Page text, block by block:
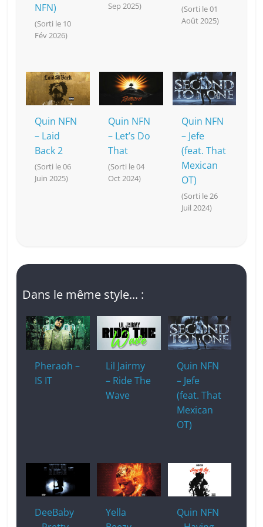
NFN)
(Sorti le 10
Fév 2026)
Sep 2025)
(Sorti le 01
Août 2025)
Quin NFN
– Laid
Back 2
(Sorti le 06
Juin 2025)
Quin NFN
– Let’s Do
That
(Sorti le 04
Oct 2024)
Quin NFN
– Jefe
(feat. That
Mexican
OT)
(Sorti le 26
Juil 2024)
Dans le même style... :
Pheraoh –
IS IT
Lil Jairmy
– Ride The
Wave
Quin NFN
– Jefe
(feat. That
Mexican
OT)
DeeBaby
Yella
Quin NFN